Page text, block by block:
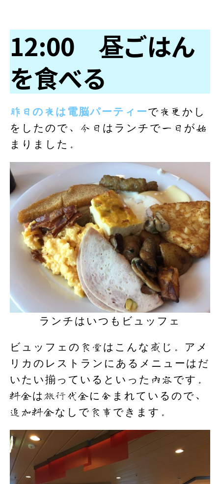
12:00 昼ごはん
を食べる
昨日の夜は電脳パーティーで夜更かし
をしたので、今日はランチで一日が始
まりました。
ランチはいつもビュッフェ
ビュッフェの食堂はこんな感じ。アメ
リカのレストランにあるメニューはだ
いたい揃っているといった内容です。
料金は旅行代金に含まれているので、
追加料金なしで食事できます。